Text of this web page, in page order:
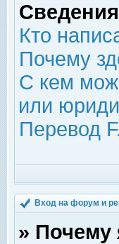
Кто
Почему
С кем
или
Перевод
Вход на форум и
» Почему